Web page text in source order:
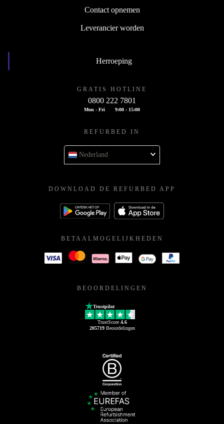
Contact opnemen
Leverancier worden
Herroeping
GRATIS HOTLINE
0800 222 7801
Mon - Fri 9:00 - 15:00
REFURBED IN
Nederland
DOWNLOAD DE REFURBED APP
BETAALMOGELIJKHEDEN
BEOORDELINGEN
Trustpilot
TrustScore 4.6
205719Beoordelingen